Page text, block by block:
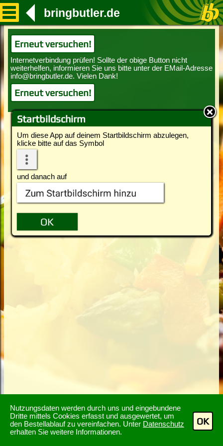
Nutzungsdaten werden durch uns und eingebundene
Dritte mittels Cookies erfasst und ausgewertet, um
den Bestellablauf zu vereinfachen. Unter Datenschutz
erhalten Sie weitere Informationen.
OK
Startbildschirm
Um diese App auf deinem Startbildschirm abzulegen,
klicke bitte auf das Symbol
und danach auf
bringbutler.de
Erneut versuchen!
Erneut versuchen!